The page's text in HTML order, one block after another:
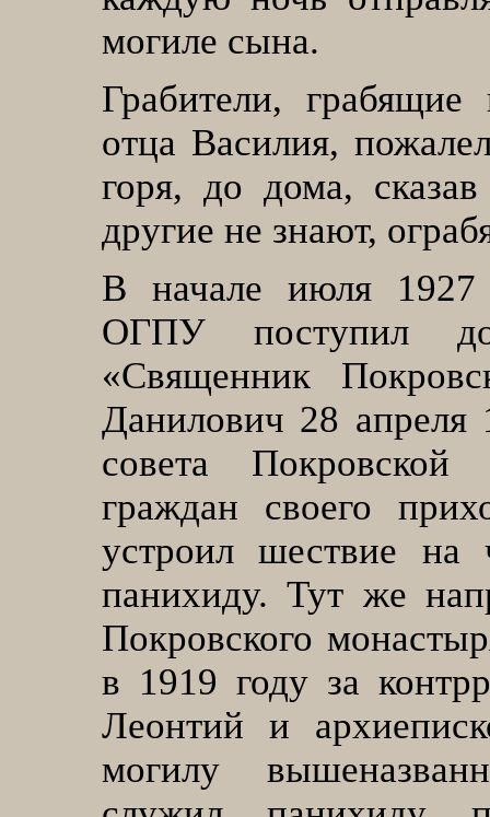
могиле сына.
Грабители,
отца Василия,
горя, до дома,
другие не знают,
В начале июля 1927
ОГПУ поступил
«Священник
Данилович 28 апреля
совета Покровской
граждан своего
устроил шествие на
панихиду. Тут же
Покровского
в 1919 году за
Леонтий и
могилу